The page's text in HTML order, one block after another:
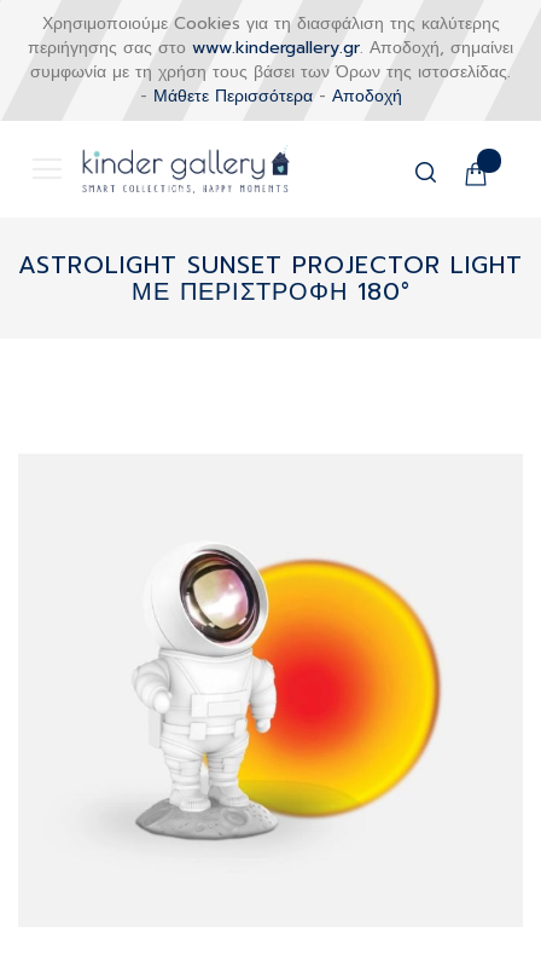
Χρησιμοποιούμε Cookies για τη διασφάλιση της καλύτερης
περιήγησης σας στο www.kindergallery.gr. Αποδοχή, σημαίνει
συμφωνία με τη χρήση τους βάσει των Όρων της ιστοσελίδας.
- Μάθετε Περισσότερα- Αποδοχή
Το
στο
περιεχόμενο
ASTROLIGHT SUNSET PROJECTOR LIGHT
ΜΕ ΠΕΡΙΣΤΡΟΦΗ 180°